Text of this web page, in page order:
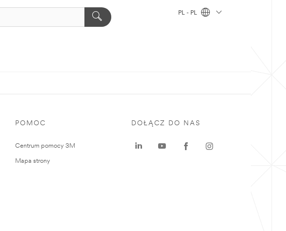
PL - PL
POMOC
Centrum pomocy 3M
Mapa strony
DOŁĄCZ DO NAS